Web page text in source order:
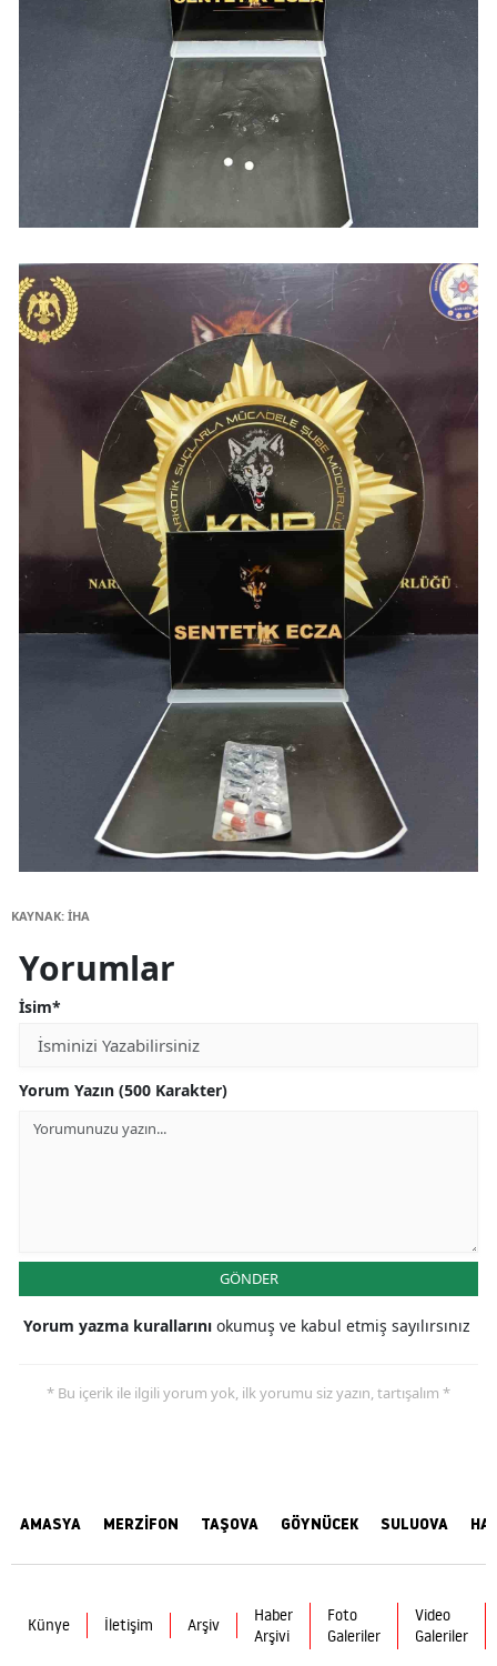
KAYNAK: İHA
Yorumlar
İsim*
Yorum Yazın (500 Karakter)
GÖNDER
Yorum yazma kurallarını okumuş ve kabul etmiş sayılırsınız
* Bu içerik ile ilgili yorum yok, ilk yorumu siz yazın, tartışalım *
AMASYA MERZİFON TAŞOVA GÖYNÜCEK SULUOVA
Künye İletişim Arşiv
Haber
Arşivi
Foto
Galeriler
Video
Galeriler